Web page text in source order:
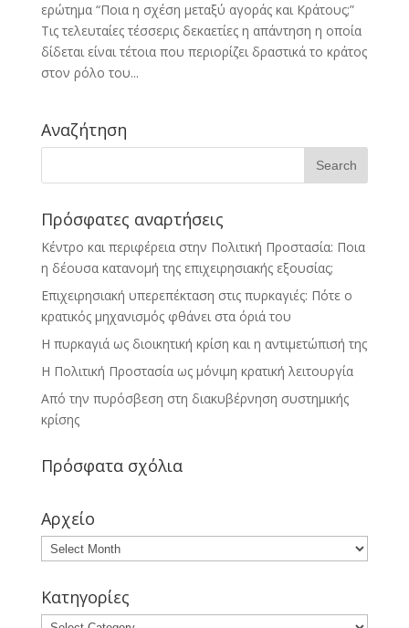
ερώτημα “Ποια η σχέση μεταξύ αγοράς και Κράτους;”
Τις τελευταίες τέσσερις δεκαετίες η απάντηση η οποία
δίδεται είναι τέτοια που περιορίζει δραστικά το κράτος
στον ρόλο του...
Αναζήτηση
Πρόσφατες αναρτήσεις
Κέντρο και περιφέρεια στην Πολιτική Προστασία: Ποια
η δέουσα κατανομή της επιχειρησιακής εξουσίας;
Επιχειρησιακή υπερεπέκταση στις πυρκαγιές: Πότε ο
κρατικός μηχανισμός φθάνει στα όριά του
Η πυρκαγιά ως διοικητική κρίση και η αντιμετώπισή της
Η Πολιτική Προστασία ως μόνιμη κρατική λειτουργία
Από την πυρόσβεση στη διακυβέρνηση συστημικής
κρίσης
Πρόσφατα σχόλια
Αρχείο
Αρχείο
Κατηγορίες
Κατηγορίες